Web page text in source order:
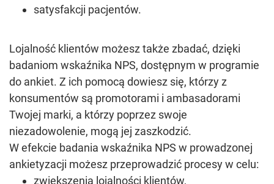
satysfakcji pacjentów.
Lojalność klientów możesz także zbadać, dzięki
badaniom wskaźnika NPS, dostępnym w programie
do ankiet. Z ich pomocą dowiesz się, którzy z
konsumentów są promotorami i ambasadorami
Twojej marki, a którzy poprzez swoje
niezadowolenie, mogą jej zaszkodzić.
W efekcie badania wskaźnika NPS w prowadzonej
ankietyzacji możesz przeprowadzić procesy w celu:
zwiększenia lojalności klientów,